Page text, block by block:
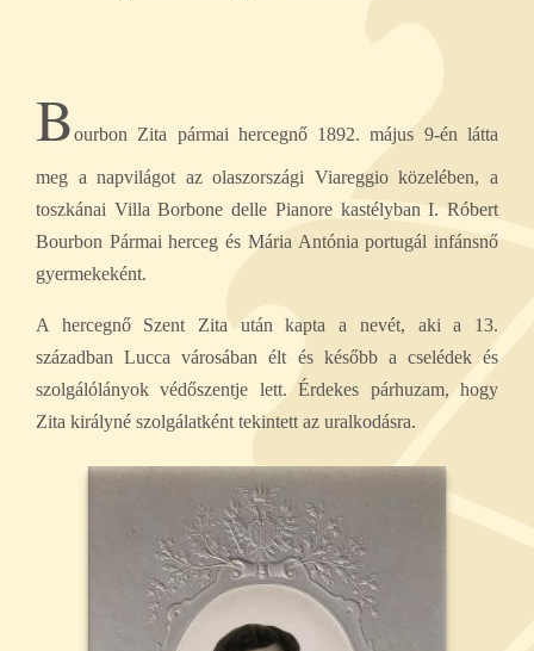
Bourbon Zita pármai hercegnő 1892. május 9-én látta
meg a napvilágot az olaszországi Viareggio közelében, a
toszkánai Villa Borbone delle Pianore kastélyban I. Róbert
Bourbon Pármai herceg és Mária Antónia portugál infánsnő
gyermekeként.
A hercegnő Szent Zita után kapta a nevét, aki a 13.
században Lucca városában élt és később a cselédek és
szolgálólányok védőszentje lett. Érdekes párhuzam, hogy
Zita királyné szolgálatként tekintett az uralkodásra.